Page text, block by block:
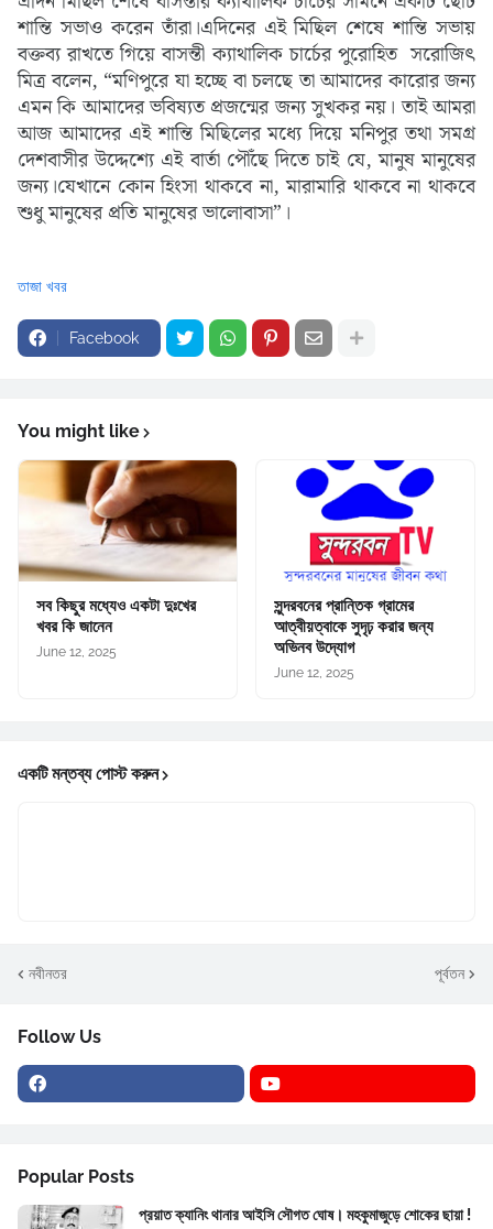
শান্তি সভাও করেন তাঁরা।এদিনের এই মিছিল শেষে শান্তি সভায়
বক্তব্য রাখতে গিয়ে বাসন্তী ক্যাথালিক চার্চের পুরোহিত সরোজিৎ
মিত্র বলেন, “মণিপুরে যা হচ্ছে বা চলছে তা আমাদের কারোর জন্য
এমন কি আমাদের ভবিষ্যত প্রজন্মের জন্য সুখকর নয়। তাই আমরা
আজ আমাদের এই শান্তি মিছিলের মধ্যে দিয়ে মনিপুর তথা সমগ্র
দেশবাসীর উদ্দেশ্যে এই বার্তা পৌঁছে দিতে চাই যে, মানুষ মানুষের
জন্য।যেখানে কোন হিংসা থাকবে না, মারামারি থাকবে না থাকবে
শুধু মানুষের প্রতি মানুষের ভালোবাসা”।
তাজা খবর
Facebook
You might like
সব কিছুর মধ্যেও একটা দুঃখের
খবর কি জানেন
June 12, 2025
সুন্দরবনের প্রান্তিক গ্রামের
আত্বীয়ত্বাকে সুদৃঢ় করার জন্য
অভিনব উদ্যোগ
June 12, 2025
একটি মন্তব্য পোস্ট করুন
নবীনতর পূর্বতন
Follow Us
Popular Posts
প্রয়াত ক্যানিং থানার আইসি সৌগত ঘোষ। মহকুমাজুড়ে শোকের ছায়া !